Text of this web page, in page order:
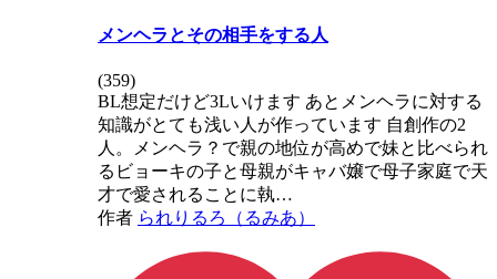
メンヘラとその相手をする人
(359)
BL想定だけど3Lいけます あとメンヘラに対する
知識がとても浅い人が作っています 自創作の2
人。メンヘラ？で親の地位が高めで妹と比べられ
るビョーキの子と母親がキャバ嬢で母子家庭で天
才で愛されることに執…
作者 られりるろ（るみあ）